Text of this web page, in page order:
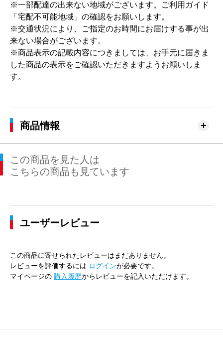
※一部配達の出来ない地域がございます。ご利用ガイド
「宅配不可能地域」の確認をお願いします。
※交通状況により、ご指定のお時間にお届けする事が出
来ない場合がございます。
※商品表示の記載内容につきましては、お手元に届きま
した商品の表示をご確認いただきますようお願いしま
す。
商品情報
この商品を見た人は
こちらの商品も見ています
ユーザーレビュー
この商品に寄せられたレビューはまだありません。
レビューを評価するには ログインが必要です。
マイページの 購入履歴からレビューを記入いただけます。